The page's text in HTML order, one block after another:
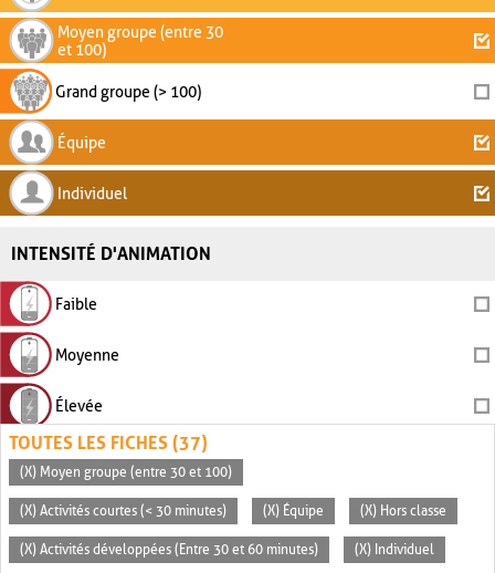
Moyen groupe (entre 30
et 100)
Grand groupe (> 100)
Équipe
Individuel
INTENSITÉ D'ANIMATION
Faible
Moyenne
Élevée
TOUTES LES FICHES (37)
(X) Moyen groupe (entre 30 et 100)
(X) Activités courtes (< 30 minutes) (X) Équipe (X) Hors classe
(X) Activités développées (Entre 30 et 60 minutes) (X) Individuel